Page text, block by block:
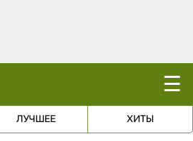
☰
ЛУЧШЕЕ ХИТЫ